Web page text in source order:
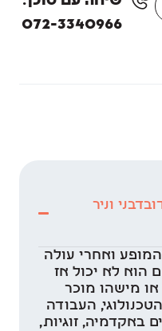
072-3340966
וניר
ואחרי עולה
הוא לא יכול אז
מישהו מוכר
העבודה
באקדמיה, זוגיות,